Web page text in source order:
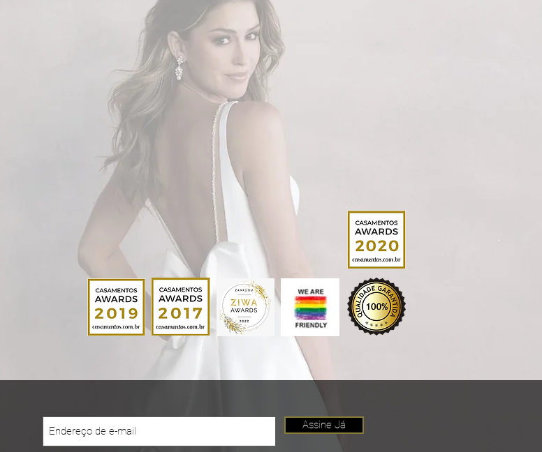
Assine Já